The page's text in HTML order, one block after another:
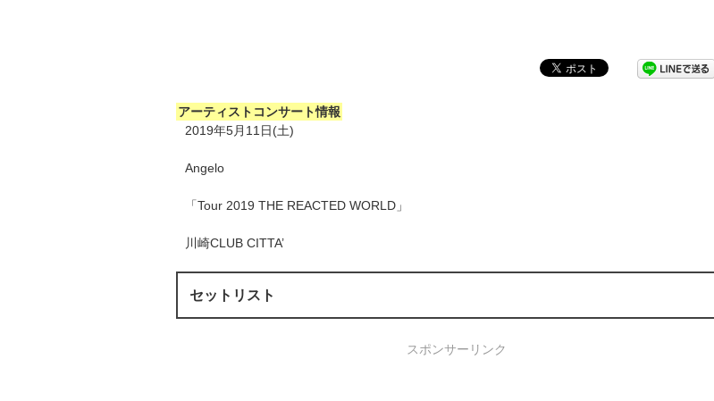
アーティストコンサート情報
2019年5月11日(土)
Angelo
「Tour 2019 THE REACTED WORLD」
川崎CLUB CITTA’
セットリスト
スポンサーリンク